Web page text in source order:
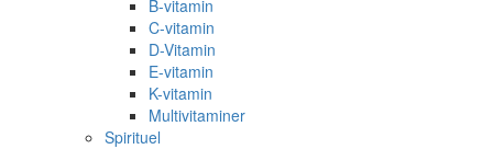
B-vitamin
C-vitamin
D-Vitamin
E-vitamin
K-vitamin
Multivitaminer
Spirituel